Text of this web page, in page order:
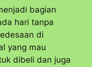
bagian
hari tanpa
di
yang mau
dibeli dan juga